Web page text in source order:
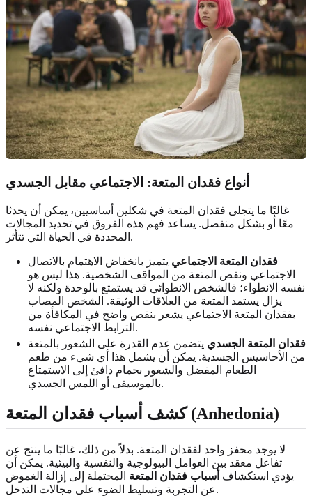
أنواع فقدان المتعة: الاجتماعي مقابل الجسدي
غالبًا ما يتجلى فقدان المتعة في شكلين أساسيين، يمكن أن يحدثا
معًا أو بشكل منفصل. يساعد فهم هذه الفروق في تحديد المجالات
المحددة في الحياة التي تتأثر.
فقدان المتعة الاجتماعي يتميز بانخفاض الاهتمام بالاتصال
الاجتماعي ونقص المتعة من المواقف الشخصية. هذا ليس هو
نفسه الانطواء؛ فالشخص الانطوائي قد يستمتع بالوحدة ولكنه لا
يزال يستمد المتعة من العلاقات الوثيقة. الشخص المصاب
بفقدان المتعة الاجتماعي يشعر بنقص واضح في المكافأة من
الترابط الاجتماعي نفسه.
فقدان المتعة الجسدي يتضمن عدم القدرة على الشعور بالمتعة
من الأحاسيس الجسدية. يمكن أن يشمل هذا أي شيء من طعم
الطعام المفضل والشعور بحمام دافئ إلى الاستمتاع
بالموسيقى أو اللمس الجسدي.
كشف أسباب فقدان المتعة (Anhedonia)
لا يوجد محفز واحد لفقدان المتعة. بدلاً من ذلك، غالبًا ما ينتج عن
تفاعل معقد بين العوامل البيولوجية والنفسية والبيئية. يمكن أن
يؤدي استكشاف أسباب فقدان المتعة المحتملة إلى إزالة الغموض
عن التجربة وتسليط الضوء على مجالات التدخل.